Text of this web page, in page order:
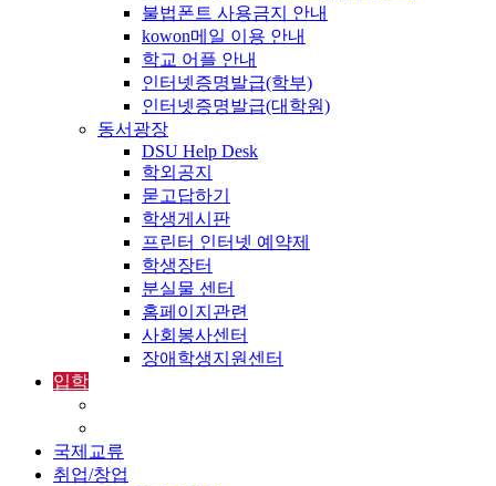
불법폰트 사용금지 안내
kowon메일 이용 안내
학교 어플 안내
인터넷증명발급(학부)
인터넷증명발급(대학원)
동서광장
DSU Help Desk
학외공지
묻고답하기
학생게시판
프린터 인터넷 예약제
학생장터
분실물 센터
홈페이지관련
사회봉사센터
장애학생지원센터
입학
국제교류
취업/창업